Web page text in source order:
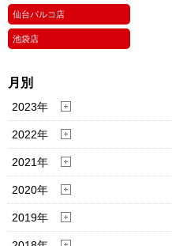
仙台パルコ店
池袋店
月別
2023年
2022年
2021年
2020年
2019年